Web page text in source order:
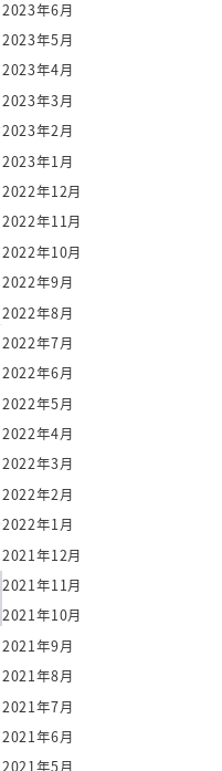
2023年6月
2023年5月
2023年4月
2023年3月
2023年2月
2023年1月
2022年12月
2022年11月
2022年10月
2022年9月
2022年8月
2022年7月
2022年6月
2022年5月
2022年4月
2022年3月
2022年2月
2022年1月
2021年12月
2021年11月
2021年10月
2021年9月
2021年8月
2021年7月
2021年6月
2021年5月